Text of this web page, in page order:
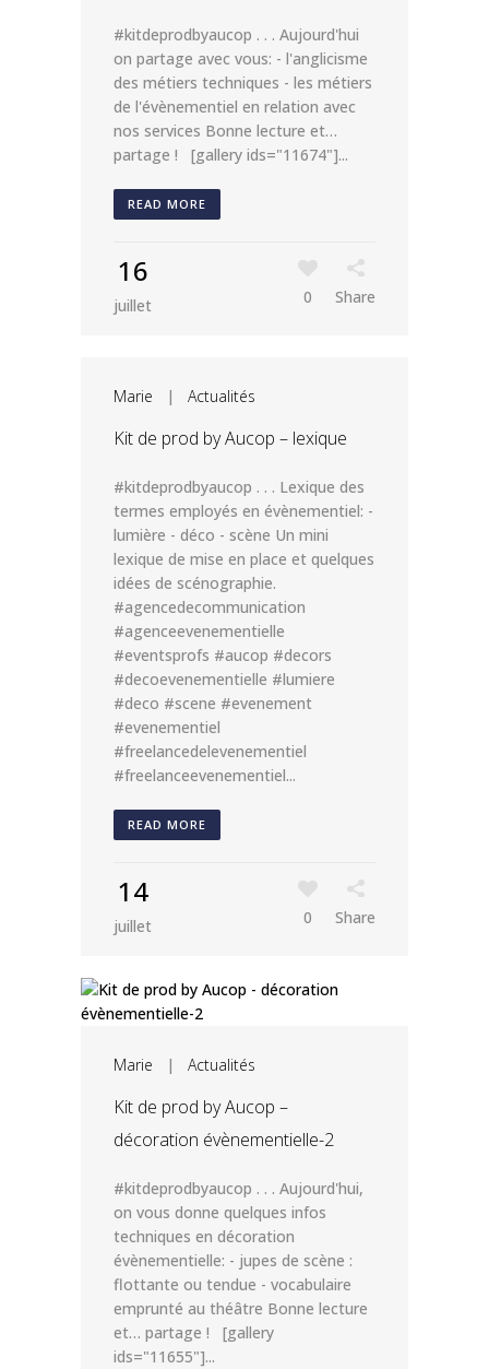
#kitdeprodbyaucop . . . Aujourd'hui
on partage avec vous: - l'anglicisme
des métiers techniques - les métiers
de l'évènementiel en relation avec
nos services Bonne lecture et…
partage ! [gallery ids="11674"]...
READ MORE
16
juillet 0 Share
Marie | Actualités
Kit de prod by Aucop – lexique
#kitdeprodbyaucop . . . Lexique des
termes employés en évènementiel: -
lumière - déco - scène Un mini
lexique de mise en place et quelques
idées de scénographie.
#agencedecommunication
#agenceevenementielle
#eventsprofs #aucop #decors
#decoevenementielle #lumiere
#deco #scene #evenement
#evenementiel
#freelancedelevenementiel
#freelanceevenementiel...
READ MORE
14
juillet 0 Share
Marie | Actualités
Kit de prod by Aucop –
décoration évènementielle-2
#kitdeprodbyaucop . . . Aujourd'hui,
on vous donne quelques infos
techniques en décoration
évènementielle: - jupes de scène :
flottante ou tendue - vocabulaire
emprunté au théâtre Bonne lecture
et… partage ! [gallery
ids="11655"]...